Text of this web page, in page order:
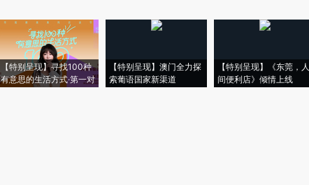
【特别呈现】寻找100种
有意思的生活方式·第一对
【特别呈现】澳门全力探
索葡语国家新渠道
【特别呈现】《东莞，人
间便利店》倾情上线